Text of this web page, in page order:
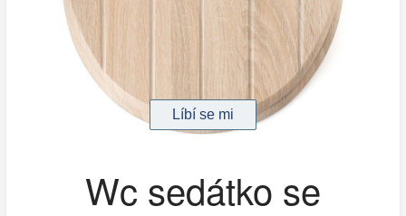
Wc sedátko se